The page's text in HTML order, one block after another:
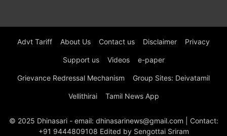
Advt Tariff About Us Contact us Disclaimer Privacy
Support us Videos e-paper
Grievance Redressal Mechanism Group Sites: Deivatamil
Vellithirai Tamil News App
© 2025 Dhinasari - email: dhinasarinews@gmail.com | Contact:
+91 9444809108 Edited by Sengottai Sriram